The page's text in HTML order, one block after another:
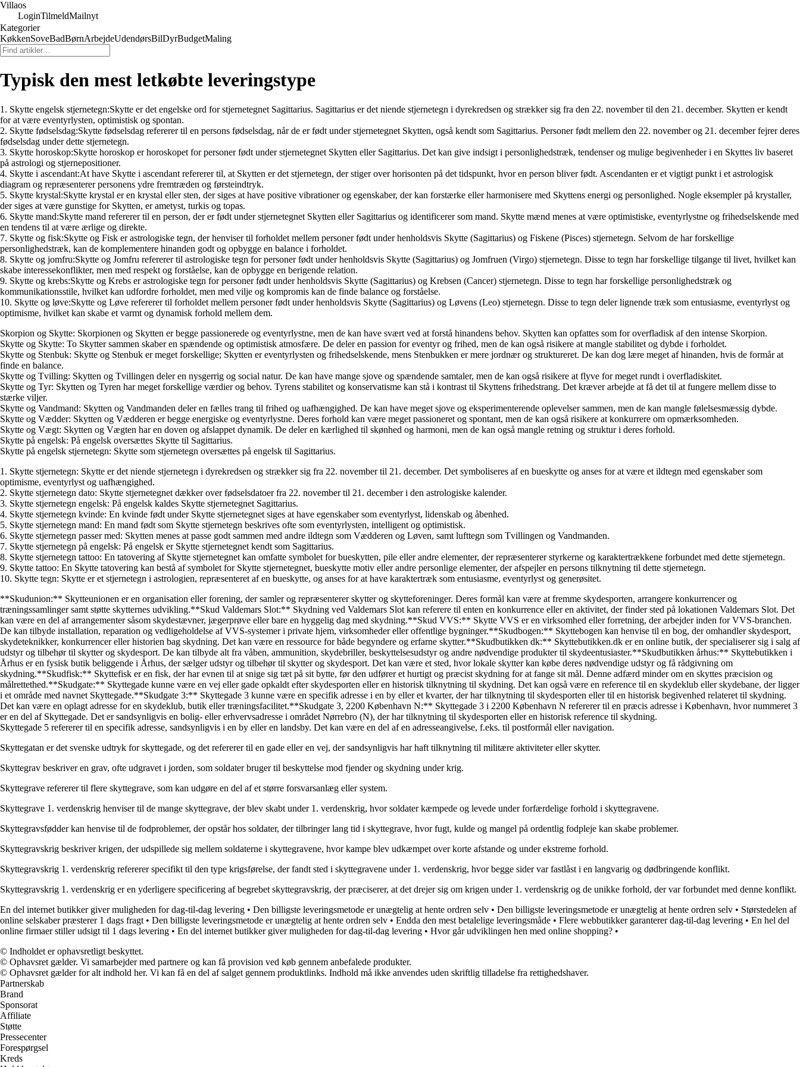
Villaos
LoginTilmeldMailnyt
Kategorier
KøkkenSoveBadBørnArbejdeUdendørsBilDyrBudgetMaling
Typisk den mest letkøbte leveringstype
1. Skytte engelsk stjernetegn:Skytte er det engelske ord for stjernetegnet Sagittarius. Sagittarius er det niende stjernetegn i dyrekredsen og strækker sig fra den 22. november til den 21. december. Skytten er kendt
for at være eventyrlysten, optimistisk og spontan.
2. Skytte fødselsdag:Skytte fødselsdag refererer til en persons fødselsdag, når de er født under stjernetegnet Skytten, også kendt som Sagittarius. Personer født mellem den 22. november og 21. december fejrer deres
fødselsdag under dette stjernetegn.
3. Skytte horoskop:Skytte horoskop er horoskopet for personer født under stjernetegnet Skytten eller Sagittarius. Det kan give indsigt i personlighedstræk, tendenser og mulige begivenheder i en Skyttes liv baseret
på astrologi og stjernepositioner.
4. Skytte i ascendant:At have Skytte i ascendant refererer til, at Skytten er det stjernetegn, der stiger over horisonten på det tidspunkt, hvor en person bliver født. Ascendanten er et vigtigt punkt i et astrologisk
diagram og repræsenterer personens ydre fremtræden og førsteindtryk.
5. Skytte krystal:Skytte krystal er en krystal eller sten, der siges at have positive vibrationer og egenskaber, der kan forstærke eller harmonisere med Skyttens energi og personlighed. Nogle eksempler på krystaller,
der siges at være gunstige for Skytten, er ametyst, turkis og topas.
6. Skytte mand:Skytte mand refererer til en person, der er født under stjernetegnet Skytten eller Sagittarius og identificerer som mand. Skytte mænd menes at være optimistiske, eventyrlystne og frihedselskende med
en tendens til at være ærlige og direkte.
7. Skytte og fisk:Skytte og Fisk er astrologiske tegn, der henviser til forholdet mellem personer født under henholdsvis Skytte (Sagittarius) og Fiskene (Pisces) stjernetegn. Selvom de har forskellige
personlighedstræk, kan de komplementere hinanden godt og opbygge en balance i forholdet.
8. Skytte og jomfru:Skytte og Jomfru refererer til astrologiske tegn for personer født under henholdsvis Skytte (Sagittarius) og Jomfruen (Virgo) stjernetegn. Disse to tegn har forskellige tilgange til livet, hvilket kan
skabe interessekonflikter, men med respekt og forståelse, kan de opbygge en berigende relation.
9. Skytte og krebs:Skytte og Krebs er astrologiske tegn for personer født under henholdsvis Skytte (Sagittarius) og Krebsen (Cancer) stjernetegn. Disse to tegn har forskellige personlighedstræk og
kommunikationsstile, hvilket kan udfordre forholdet, men med vilje og kompromis kan de finde balance og forståelse.
10. Skytte og løve:Skytte og Løve refererer til forholdet mellem personer født under henholdsvis Skytte (Sagittarius) og Løvens (Leo) stjernetegn. Disse to tegn deler lignende træk som entusiasme, eventyrlyst og
optimisme, hvilket kan skabe et varmt og dynamisk forhold mellem dem.
Skorpion og Skytte: Skorpionen og Skytten er begge passionerede og eventyrlystne, men de kan have svært ved at forstå hinandens behov. Skytten kan opfattes som for overfladisk af den intense Skorpion.
Skytte og Skytte: To Skytter sammen skaber en spændende og optimistisk atmosfære. De deler en passion for eventyr og frihed, men de kan også risikere at mangle stabilitet og dybde i forholdet.
Skytte og Stenbuk: Skytte og Stenbuk er meget forskellige; Skytten er eventyrlysten og frihedselskende, mens Stenbukken er mere jordnær og struktureret. De kan dog lære meget af hinanden, hvis de formår at
finde en balance.
Skytte og Tvilling: Skytten og Tvillingen deler en nysgerrig og social natur. De kan have mange sjove og spændende samtaler, men de kan også risikere at flyve for meget rundt i overfladiskitet.
Skytte og Tyr: Skytten og Tyren har meget forskellige værdier og behov. Tyrens stabilitet og konservatisme kan stå i kontrast til Skyttens frihedstrang. Det kræver arbejde at få det til at fungere mellem disse to
stærke viljer.
Skytte og Vandmand: Skytten og Vandmanden deler en fælles trang til frihed og uafhængighed. De kan have meget sjove og eksperimenterende oplevelser sammen, men de kan mangle følelsesmæssig dybde.
Skytte og Vædder: Skytten og Vædderen er begge energiske og eventyrlystne. Deres forhold kan være meget passioneret og spontant, men de kan også risikere at konkurrere om opmærksomheden.
Skytte og Vægt: Skytten og Vægten har en doven og afslappet dynamik. De deler en kærlighed til skønhed og harmoni, men de kan også mangle retning og struktur i deres forhold.
Skytte på engelsk: På engelsk oversættes Skytte til Sagittarius.
Skytte på engelsk stjernetegn: Skytte som stjernetegn oversættes på engelsk til Sagittarius.
1. Skytte stjernetegn: Skytte er det niende stjernetegn i dyrekredsen og strækker sig fra 22. november til 21. december. Det symboliseres af en bueskytte og anses for at være et ildtegn med egenskaber som
optimisme, eventyrlyst og uafhængighed.
2. Skytte stjernetegn dato: Skytte stjernetegnet dækker over fødselsdatoer fra 22. november til 21. december i den astrologiske kalender.
3. Skytte stjernetegn engelsk: På engelsk kaldes Skytte stjernetegnet Sagittarius.
4. Skytte stjernetegn kvinde: En kvinde født under Skytte stjernetegnet siges at have egenskaber som eventyrlyst, lidenskab og åbenhed.
5. Skytte stjernetegn mand: En mand født som Skytte stjernetegn beskrives ofte som eventyrlysten, intelligent og optimistisk.
6. Skytte stjernetegn passer med: Skytten menes at passe godt sammen med andre ildtegn som Vædderen og Løven, samt lufttegn som Tvillingen og Vandmanden.
7. Skytte stjernetegn på engelsk: På engelsk er Skytte stjernetegnet kendt som Sagittarius.
8. Skytte stjernetegn tattoo: En tatovering af Skytte stjernetegnet kan omfatte symbolet for bueskytten, pile eller andre elementer, der repræsenterer styrkerne og karaktertrækkene forbundet med dette stjernetegn.
9. Skytte tattoo: En Skytte tatovering kan bestå af symbolet for Skytte stjernetegnet, bueskytte motiv eller andre personlige elementer, der afspejler en persons tilknytning til dette stjernetegn.
10. Skytte tegn: Skytte er et stjernetegn i astrologien, repræsenteret af en bueskytte, og anses for at have karaktertræk som entusiasme, eventyrlyst og generøsitet.
**Skudunion:** Skytteunionen er en organisation eller forening, der samler og repræsenterer skytter og skytteforeninger. Deres formål kan være at fremme skydesporten, arrangere konkurrencer og
træningssamlinger samt støtte skytternes udvikling.**Skud Valdemars Slot:** Skydning ved Valdemars Slot kan referere til enten en konkurrence eller en aktivitet, der finder sted på lokationen Valdemars Slot. Det
kan være en del af arrangementer såsom skydestævner, jægerprøve eller bare en hyggelig dag med skydning.**Skud VVS:** Skytte VVS er en virksomhed eller forretning, der arbejder inden for VVS-branchen.
De kan tilbyde installation, reparation og vedligeholdelse af VVS-systemer i private hjem, virksomheder eller offentlige bygninger.**Skudbogen:** Skyttebogen kan henvise til en bog, der omhandler skydesport,
skydeteknikker, konkurrencer eller historien bag skydning. Det kan være en ressource for både begyndere og erfarne skytter.**Skudbutikken dk:** Skyttebutikken.dk er en online butik, der specialiserer sig i salg af
udstyr og tilbehør til skytter og skydesport. De kan tilbyde alt fra våben, ammunition, skydebriller, beskyttelsesudstyr og andre nødvendige produkter til skydeentusiaster.**Skudbutikken århus:** Skyttebutikken i
Århus er en fysisk butik beliggende i Århus, der sælger udstyr og tilbehør til skytter og skydesport. Det kan være et sted, hvor lokale skytter kan købe deres nødvendige udstyr og få rådgivning om
skydning.**Skudfisk:** Skyttefisk er en fisk, der har evnen til at snige sig tæt på sit bytte, før den udfører et hurtigt og præcist skydning for at fange sit mål. Denne adfærd minder om en skyttes præcision og
målrettethed.**Skudgate:** Skyttegade kunne være en vej eller gade opkaldt efter skydesporten eller en historisk tilknytning til skydning. Det kan også være en reference til en skydeklub eller skydebane, der ligger
i et område med navnet Skyttegade.**Skudgate 3:** Skyttegade 3 kunne være en specifik adresse i en by eller et kvarter, der har tilknytning til skydesporten eller til en historisk begivenhed relateret til skydning.
Det kan være en oplagt adresse for en skydeklub, butik eller træningsfacilitet.**Skudgate 3, 2200 København N:** Skyttegade 3 i 2200 København N refererer til en præcis adresse i København, hvor nummeret 3
er en del af Skyttegade. Det er sandsynligvis en bolig- eller erhvervsadresse i området Nørrebro (N), der har tilknytning til skydesporten eller en historisk reference til skydning.
Skyttegade 5 refererer til en specifik adresse, sandsynligvis i en by eller en landsby. Det kan være en del af en adresseangivelse, f.eks. til postformål eller navigation.
Skyttegatan er det svenske udtryk for skyttegade, og det refererer til en gade eller en vej, der sandsynligvis har haft tilknytning til militære aktiviteter eller skytter.
Skyttegrav beskriver en grav, ofte udgravet i jorden, som soldater bruger til beskyttelse mod fjender og skydning under krig.
Skyttegrave refererer til flere skyttegrave, som kan udgøre en del af et større forsvarsanlæg eller system.
Skyttegrave 1. verdenskrig henviser til de mange skyttegrave, der blev skabt under 1. verdenskrig, hvor soldater kæmpede og levede under forfærdelige forhold i skyttegravene.
Skyttegravsfødder kan henvise til de fodproblemer, der opstår hos soldater, der tilbringer lang tid i skyttegrave, hvor fugt, kulde og mangel på ordentlig fodpleje kan skabe problemer.
Skyttegravskrig beskriver krigen, der udspillede sig mellem soldaterne i skyttegravene, hvor kampe blev udkæmpet over korte afstande og under ekstreme forhold.
Skyttegravskrig 1. verdenskrig refererer specifikt til den type krigsførelse, der fandt sted i skyttegravene under 1. verdenskrig, hvor begge sider var fastlåst i en langvarig og dødbringende konflikt.
Skyttegravskrig 1. verdenskrig er en yderligere specificering af begrebet skyttegravskrig, der præciserer, at det drejer sig om krigen under 1. verdenskrig og de unikke forhold, der var forbundet med denne konflikt.
En del internet butikker giver muligheden for dag-til-dag levering • Den billigste leveringsmetode er unægtelig at hente ordren selv • Den billigste leveringsmetode er unægtelig at hente ordren selv • Størstedelen af
online selskaber præsterer 1 dags fragt • Den billigste leveringsmetode er unægtelig at hente ordren selv • Endda den mest betalelige leveringsmåde • Flere webbutikker garanterer dag-til-dag levering • En hel del
online firmaer stiller udsigt til 1 dags levering • En del internet butikker giver muligheden for dag-til-dag levering • Hvor går udviklingen hen med online shopping? •
© Indholdet er ophavsretligt beskyttet.
© Ophavsret gælder. Vi samarbejder med partnere og kan få provision ved køb gennem anbefalede produkter.
© Ophavsret gælder for alt indhold her. Vi kan få en del af salget gennem produktlinks. Indhold må ikke anvendes uden skriftlig tilladelse fra rettighedshaver.
Partnerskab
Brand
Sponsorat
Affiliate
Støtte
Pressecenter
Forespørgsel
Kreds